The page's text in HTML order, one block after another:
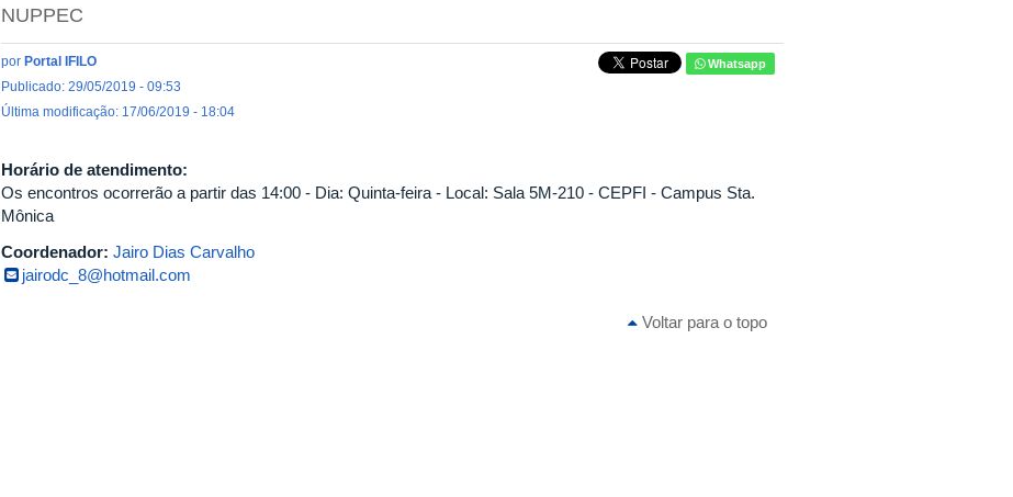
NUPPEC
por Portal IFILO
Publicado: 29/05/2019 - 09:53
Última modificação: 17/06/2019 - 18:04
Whatsapp
Horário de atendimento:
Os encontros ocorrerão a partir das 14:00 - Dia: Quinta-feira - Local: Sala 5M-210 - CEPFI - Campus Sta.
Mônica
Coordenador: Jairo Dias Carvalho
jairodc_8@hotmail.com
Voltar para o topo